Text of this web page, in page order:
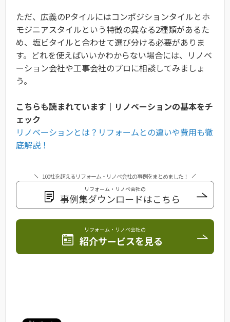
ただ、広義のPタイルにはコンポジションタイルとホ
モジニアスタイルという特徴の異なる2種類があるた
め、塩ビタイルと合わせて選び分ける必要がありま
す。どれを使えばいいかわからない場合には、リノベ
ーション会社や工事会社のプロに相談してみましょ
う。
こちらも読まれています｜リノベーションの基本をチ
ェック
リノベーションとは？リフォームとの違いや費用も徹
底解説！
100社を超えるリフォーム・リノベ会社の事例をまとめました！
リフォーム・リノベ会社の
事例集ダウンロードはこちら
リフォーム・リノベ会社の
紹介サービスを見る